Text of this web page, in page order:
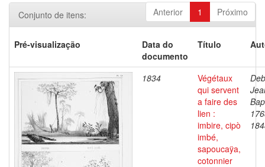
Anterior 1 Próximo
Conjunto de itens:
Pré-visualização
Data do
documento
Título
1834
Végétaux
qui servent
a faire des
lien :
imbire, cipò
imbé,
sapoucaÿa,
cotonnier